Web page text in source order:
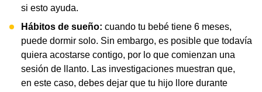
si esto ayuda.
Hábitos de sueño: cuando tu bebé tiene 6 meses,
puede dormir solo. Sin embargo, es posible que todavía
quiera acostarse contigo, por lo que comienzan una
sesión de llanto. Las investigaciones muestran que,
en este caso, debes dejar que tu hijo llore durante